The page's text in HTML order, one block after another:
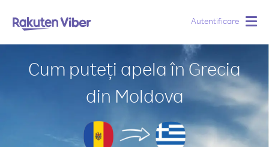
Autentificare
Cum puteți apela în Grecia
din Moldova